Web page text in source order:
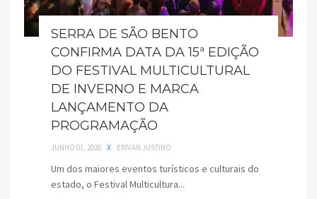
SERRA DE SÃO BENTO
CONFIRMA DATA DA 15ª EDIÇÃO
DO FESTIVAL MULTICULTURAL
DE INVERNO E MARCA
LANÇAMENTO DA
PROGRAMAÇÃO
JUNHO 01, 2026 X ERIVAN JUSTINO
Um dos maiores eventos turísticos e culturais do
estado, o Festival Multicultura...